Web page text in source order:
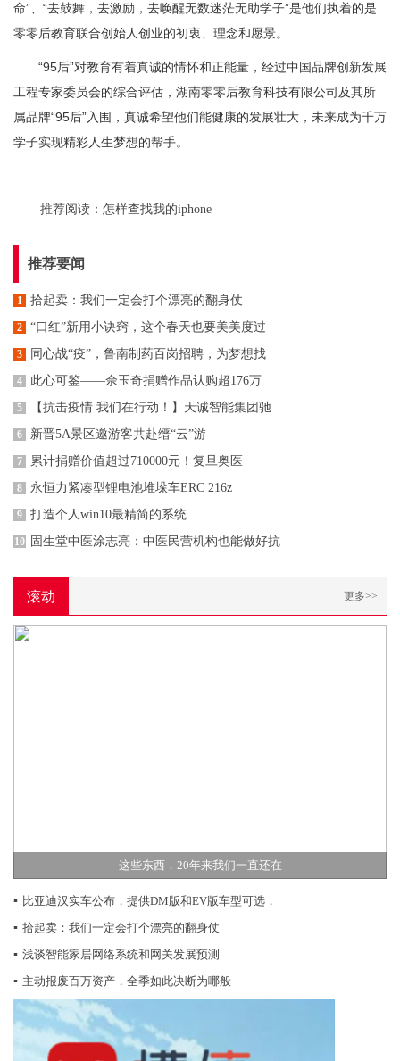
命”、“去鼓舞，去激励，去唤醒无数迷茫无助学子”是他们执着的是
零零后教育联合创始人创业的初衷、理念和愿景。
“95后”对教育有着真诚的情怀和正能量，经过中国品牌创新发展
工程专家委员会的综合评估，湖南零零后教育科技有限公司及其所
属品牌“95后”入围，真诚希望他们能健康的发展壮大，未来成为千万
学子实现精彩人生梦想的帮手。
推荐阅读： 怎样查找我的iphone
推荐要闻
1 拾起卖：我们一定会打个漂亮的翻身仗
2 “口红”新用小诀窍，这个春天也要美美度过
3 同心战“疫”，鲁南制药百岗招聘，为梦想找
4 此心可鉴——佘玉奇捐赠作品认购超176万
5 【抗击疫情 我们在行动！】天诚智能集团驰
6 新晋5A景区邀游客共赴缙“云”游
7 累计捐赠价值超过710000元！复旦奥医
8 永恒力紧凑型锂电池堆垛车ERC 216z
9 打造个人win10最精简的系统
10 固生堂中医涂志亮：中医民营机构也能做好抗
滚动 更多>>
这些东西，20年来我们一直还在
▪ 比亚迪汉实车公布，提供DM版和EV版车型可选，
▪ 拾起卖：我们一定会打个漂亮的翻身仗
▪ 浅谈智能家居网络系统和网关发展预测
▪ 主动报废百万资产，全季如此决断为哪般